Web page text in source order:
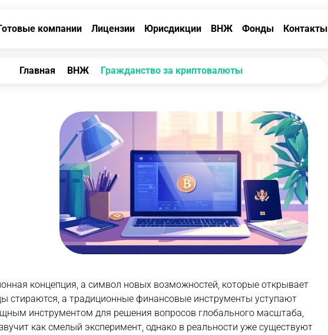
компании Лицензии Юрисдикции ВНЖ Фонды Контакты
Главная ВНЖ Гражданство за криптовалюты
концепция, а символ новых возможностей, которые открывает
стираются, а традиционные финансовые инструменты уступают
инструментом для решения вопросов глобального масштаба,
как смелый эксперимент, однако в реальности уже существуют